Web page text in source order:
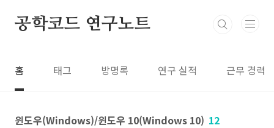
공학코드 연구노트
홈 태그 방명록 연구 실적 근무 경력
윈도우(Windows)/윈도우 10(Windows 10) 12